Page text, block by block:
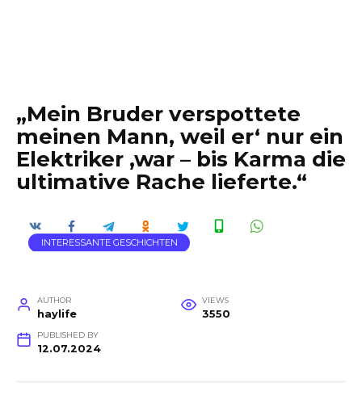
„Mein Bruder verspottete
meinen Mann, weil er‘ nur ein
Elektriker ‚war – bis Karma die
ultimative Rache lieferte.“
INTERESSANTE GESCHICHTEN
AUTHOR
haylife
VIEWS
3550
PUBLISHED BY
12.07.2024